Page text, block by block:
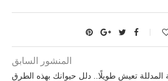
المنشور السابق
المدللة تعيش طويلًا.. دلل حيوانك بهذه الطرق